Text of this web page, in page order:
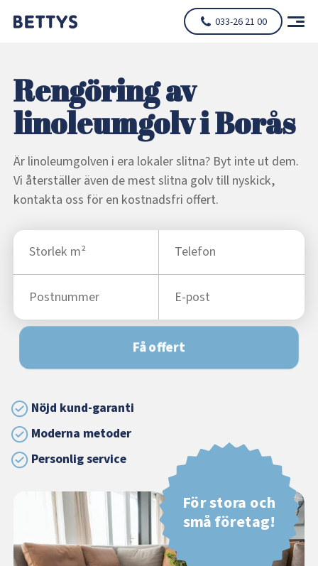
033-26 21 00
Rengöring av
linoleumgolv i Borås
Är linoleumgolven i era lokaler slitna? Byt inte ut dem.
Vi återställer även de mest slitna golv till nyskick,
kontakta oss för en kostnadsfri offert.
Få offert
Nöjd kund-garanti
Moderna metoder
Personlig service
För stora och
små företag!